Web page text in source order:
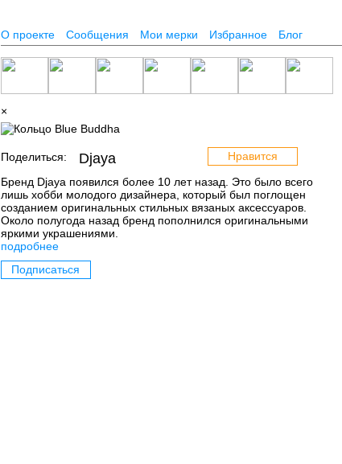
О проекте Сообщения Мои мерки Избранное Блог
×
Поделиться: Нравится
Djaya
Бренд Djaya появился более 10 лет назад. Это было всего
лишь хобби молодого дизайнера, который был поглощен
созданием оригинальных стильных вязаных аксессуаров.
Около полугода назад бренд пополнился оригинальными
яркими украшениями.
подробнее
Подписаться